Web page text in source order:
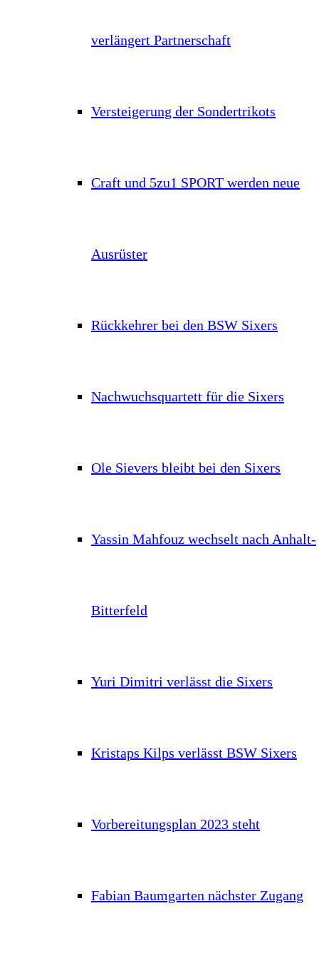
verlängert Partnerschaft
Versteigerung der Sondertrikots
Craft und 5zu1 SPORT werden neue
Ausrüster
Rückkehrer bei den BSW Sixers
Nachwuchsquartett für die Sixers
Ole Sievers bleibt bei den Sixers
Yassin Mahfouz wechselt nach Anhalt-
Bitterfeld
Yuri Dimitri verlässt die Sixers
Kristaps Kilps verlässt BSW Sixers
Vorbereitungsplan 2023 steht
Fabian Baumgarten nächster Zugang